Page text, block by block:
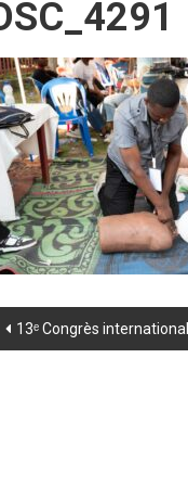
Post
13ᵉ Congrès